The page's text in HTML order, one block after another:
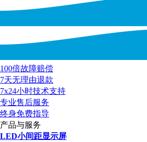
100倍故障赔偿
7天无理由退款
7x24小时技术支持
专业售后服务
终身免费指导
产品与服务
LED小间距显示屏